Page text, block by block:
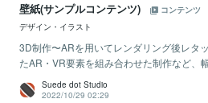
壁紙(サンプルコンテンツ)
コンテンツ
デザイン・イラスト
3D制作〜ARを用いてレンダリング後レタ
たAR・VR要素を組み合わせた制作など、
Suede dot Studio
2022/10/29 02:29